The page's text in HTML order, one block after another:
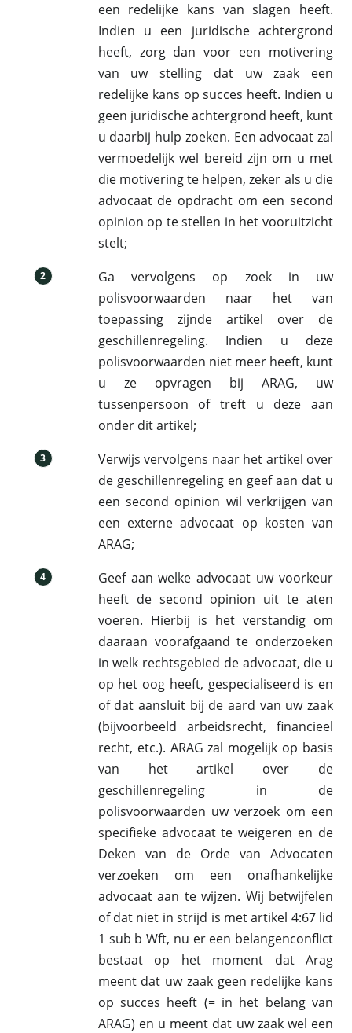
een redelijke kans van slagen heeft.
Indien u een juridische achtergrond
heeft, zorg dan voor een motivering
van uw stelling dat uw zaak een
redelijke kans op succes heeft. Indien u
geen juridische achtergrond heeft, kunt
u daarbij hulp zoeken. Een advocaat zal
vermoedelijk wel bereid zijn om u met
die motivering te helpen, zeker als u die
advocaat de opdracht om een second
opinion op te stellen in het vooruitzicht
stelt;
2
Ga vervolgens op zoek in uw
polisvoorwaarden naar het van
toepassing zijnde artikel over de
geschillenregeling. Indien u deze
polisvoorwaarden niet meer heeft, kunt
u ze opvragen bij ARAG, uw
tussenpersoon of treft u deze aan
onder dit artikel;
3
Verwijs vervolgens naar het artikel over
de geschillenregeling en geef aan dat u
een second opinion wil verkrijgen van
een externe advocaat op kosten van
ARAG;
4
Geef aan welke advocaat uw voorkeur
heeft de second opinion uit te aten
voeren. Hierbij is het verstandig om
daaraan voorafgaand te onderzoeken
in welk rechtsgebied de advocaat, die u
op het oog heeft, gespecialiseerd is en
of dat aansluit bij de aard van uw zaak
(bijvoorbeeld arbeidsrecht, financieel
recht, etc.). ARAG zal mogelijk op basis
van het artikel over de
geschillenregeling in de
polisvoorwaarden uw verzoek om een
specifieke advocaat te weigeren en de
Deken van de Orde van Advocaten
verzoeken om een onafhankelijke
advocaat aan te wijzen. Wij betwijfelen
of dat niet in strijd is met artikel 4:67 lid
1 sub b Wft, nu er een belangenconflict
bestaat op het moment dat Arag
meent dat uw zaak geen redelijke kans
op succes heeft (= in het belang van
ARAG) en u meent dat uw zaak wel een